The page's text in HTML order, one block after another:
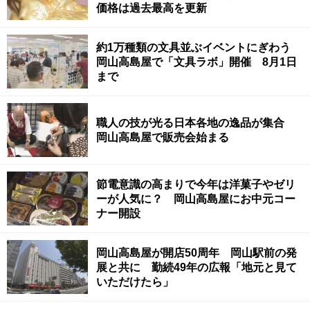
価格は過去最高を更新
約1万種類の文具並ぶイベントにぎわう
岡山高島屋で「文具ラボ」開催 8月1日
まで
職人の技が光る日本各地の逸品が集合
岡山高島屋で販売会始まる
節電意識の高まりで今年は洋菓子やゼリ
ーが人気に？ 岡山高島屋にお中元コー
ナー開設
岡山高島屋が開店50周年 岡山駅前の発
展と共に 勤続49年の広報「地元と見て
いただけたら」